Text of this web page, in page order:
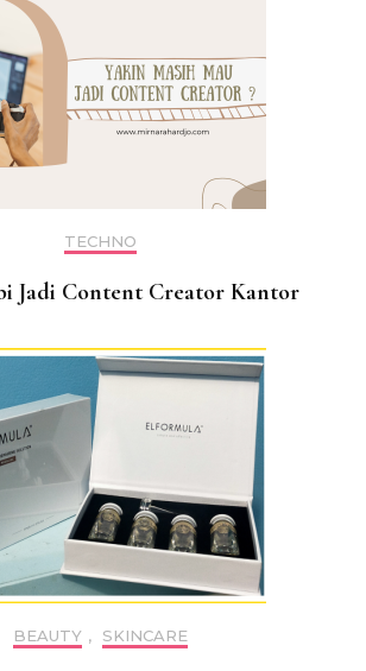
TECHNO
Jadi Content Creator Kantor
BEAUTY , SKINCARE